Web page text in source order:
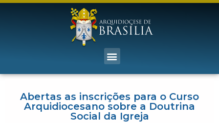
Abertas as inscrições para o Curso
Arquidiocesano sobre a Doutrina
Social da Igreja